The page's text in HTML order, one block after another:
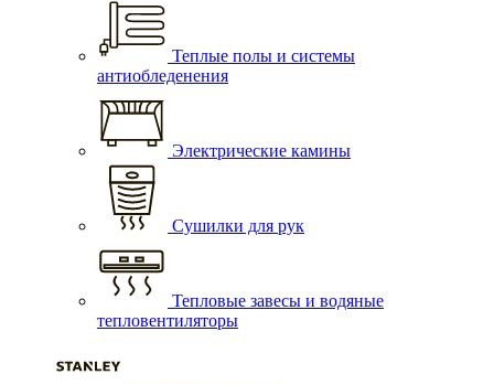
Теплые полы и системы
антиобледенения
Электрические камины
Сушилки для рук
Тепловые завесы и водяные
тепловентиляторы